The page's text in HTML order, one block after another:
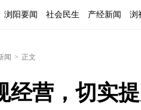
浏阳要闻 社会民生 产经新闻 浏
闻 > 正文
经营，切实